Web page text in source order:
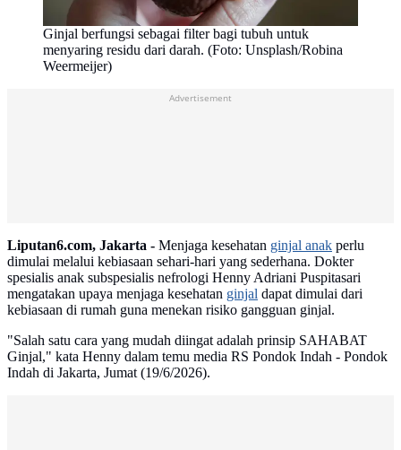
Ginjal berfungsi sebagai filter bagi tubuh untuk
menyaring residu dari darah. (Foto: Unsplash/Robina
Weermeijer)
Advertisement
Liputan6.com, Jakarta - Menjaga kesehatan ginjal anak perlu
dimulai melalui kebiasaan sehari-hari yang sederhana. Dokter
spesialis anak subspesialis nefrologi Henny Adriani Puspitasari
mengatakan upaya menjaga kesehatan ginjal dapat dimulai dari
kebiasaan di rumah guna menekan risiko gangguan ginjal.
"Salah satu cara yang mudah diingat adalah prinsip SAHABAT
Ginjal," kata Henny dalam temu media RS Pondok Indah - Pondok
Indah di Jakarta, Jumat (19/6/2026).